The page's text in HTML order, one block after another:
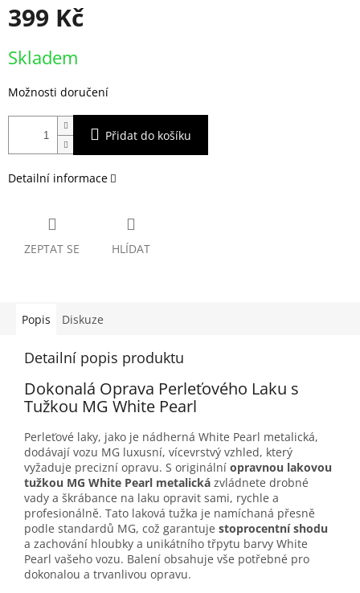
399 Kč
cena:
Skladem
Možnosti doručení
Přidat do košíku
Detailní informace
ZEPTAT SE HLÍDAT
Popis Diskuze
Detailní popis produktu
Dokonalá Oprava Perleťového Laku s
Tužkou MG White Pearl
Perleťové laky, jako je nádherná White Pearl metalická,
dodávají vozu MG luxusní, vícevrstvý vzhled, který
vyžaduje precizní opravu. S originální opravnou lakovou
tužkou MG White Pearl metalická zvládnete drobné
vady a škrábance na laku opravit sami, rychle a
profesionálně. Tato laková tužka je namíchaná přesně
podle standardů MG, což garantuje stoprocentní shodu
a zachování hloubky a unikátního třpytu barvy White
Pearl vašeho vozu. Balení obsahuje vše potřebné pro
dokonalou a trvanlivou opravu.